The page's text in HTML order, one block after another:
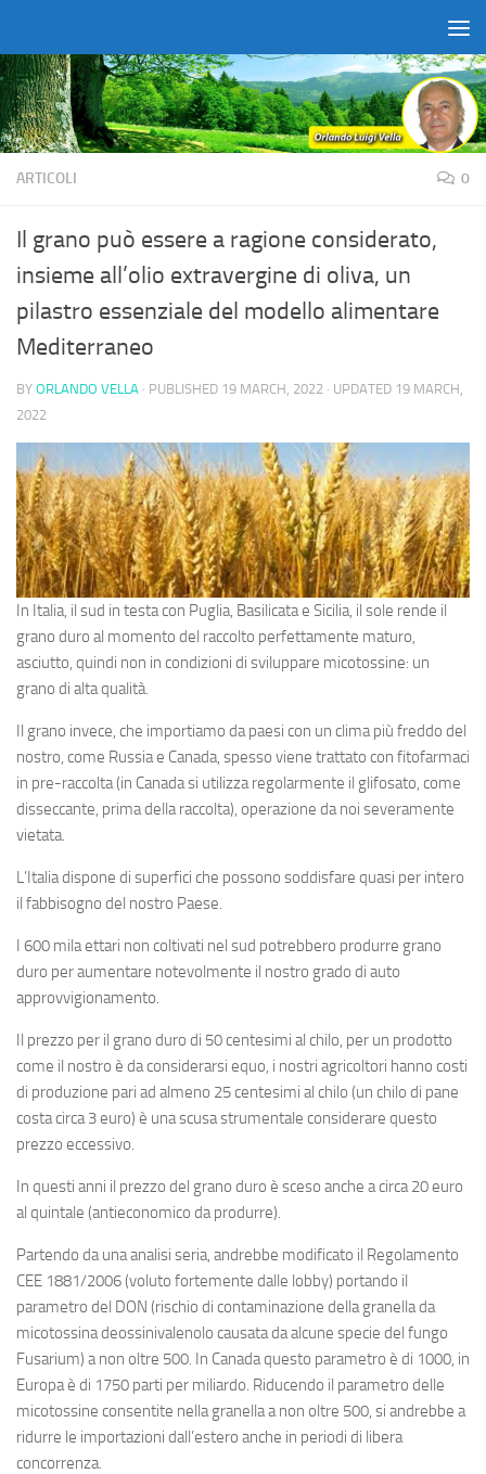
ARTICOLI 0
Il grano può essere a ragione considerato,
insieme all’olio extravergine di oliva, un
pilastro essenziale del modello alimentare
Mediterraneo
BY ORLANDO VELLA · PUBLISHED 19 MARCH, 2022 · UPDATED 19 MARCH,
2022
In Italia, il sud in testa con Puglia, Basilicata e Sicilia, il sole rende il
grano duro al momento del raccolto perfettamente maturo,
asciutto, quindi non in condizioni di sviluppare micotossine: un
grano di alta qualità.
Il grano invece, che importiamo da paesi con un clima più freddo del
nostro, come Russia e Canada, spesso viene trattato con fitofarmaci
in pre-raccolta (in Canada si utilizza regolarmente il glifosato, come
disseccante, prima della raccolta), operazione da noi severamente
vietata.
L’Italia dispone di superfici che possono soddisfare quasi per intero
il fabbisogno del nostro Paese.
I 600 mila ettari non coltivati nel sud potrebbero produrre grano
duro per aumentare notevolmente il nostro grado di auto
approvvigionamento.
Il prezzo per il grano duro di 50 centesimi al chilo, per un prodotto
come il nostro è da considerarsi equo, i nostri agricoltori hanno costi
di produzione pari ad almeno 25 centesimi al chilo (un chilo di pane
costa circa 3 euro) è una scusa strumentale considerare questo
prezzo eccessivo.
In questi anni il prezzo del grano duro è sceso anche a circa 20 euro
al quintale (antieconomico da produrre).
Partendo da una analisi seria, andrebbe modificato il Regolamento
CEE 1881/2006 (voluto fortemente dalle lobby) portando il
parametro del DON (rischio di contaminazione della granella da
micotossina deossinivalenolo causata da alcune specie del fungo
Fusarium) a non oltre 500. In Canada questo parametro è di 1000, in
Europa è di 1750 parti per miliardo. Riducendo il parametro delle
micotossine consentite nella granella a non oltre 500, si andrebbe a
ridurre le importazioni dall’estero anche in periodi di libera
concorrenza.